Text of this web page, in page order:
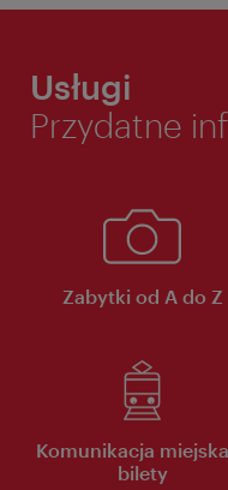
Usługi
Przydatne
Zabytki od A do Z
Komunikacja
bilety